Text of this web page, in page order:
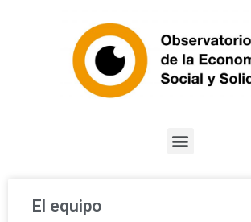
El equipo